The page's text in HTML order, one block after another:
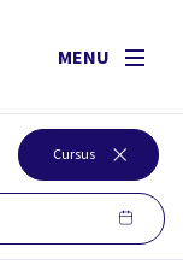
MENU
Cursus